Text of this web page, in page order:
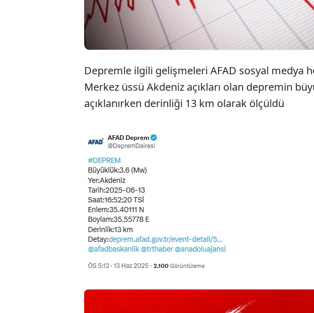
Depremle ilgili gelişmeleri AFAD sosyal medya
Merkez üssü Akdeniz açıkları olan depremin
açıklanırken derinliği 13 km olarak ölçüldü